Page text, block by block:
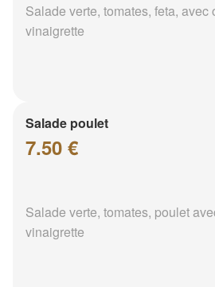
Salade verte, tomates, feta, avec
vinaigrette
Salade poulet
7.50 €
Salade verte, tomates, poulet
vinaigrette